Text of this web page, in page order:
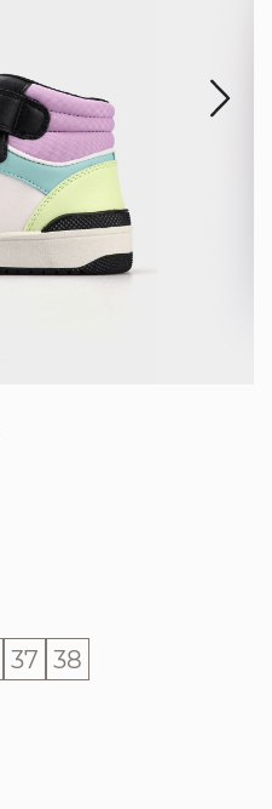
37 38